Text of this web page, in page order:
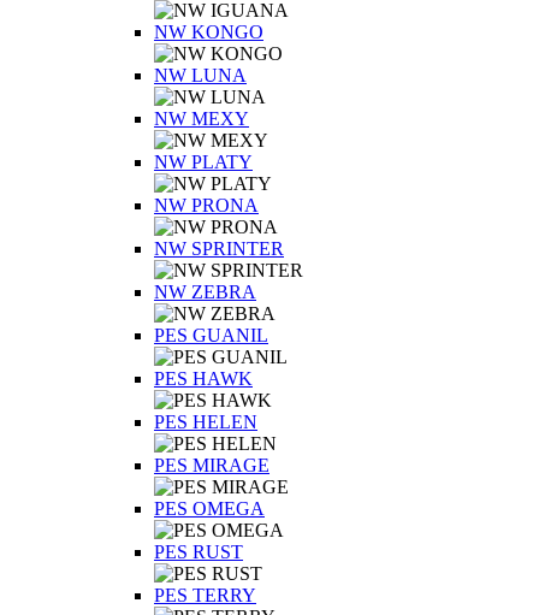
NW KONGO
NW LUNA
NW MEXY
NW PLATY
NW PRONA
NW SPRINTER
NW ZEBRA
PES GUANIL
PES HAWK
PES HELEN
PES MIRAGE
PES OMEGA
PES RUST
PES TERRY